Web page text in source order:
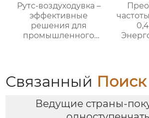
Рутс-воздуходувка –
эффективные
решения для
промышленного
Связанный Поиск
Ведущие страны-